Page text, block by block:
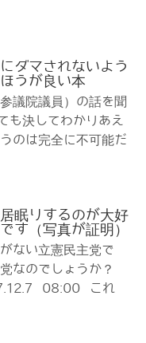
ダマされないよう
うが良い本
議院議員）の話を聞
も決してわかりあえ
のは完全に不可能だ
眠りするのが大好
す（写真が証明）
ない立憲民主党で
なのでしょうか？
08:00 これ